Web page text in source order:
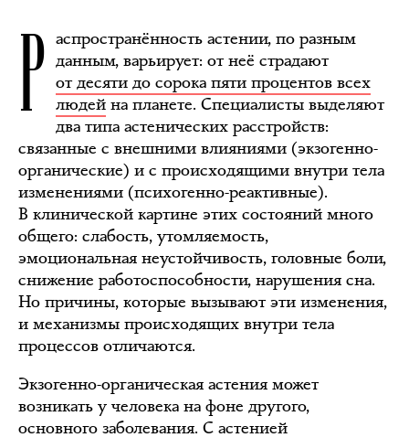
Р аспространённость астении, по разным
данным, варьирует: от неё страдают
от десяти до сорока пяти процентов всех
людей на планете. Специалисты выделяют
два типа астенических расстройств:
связанные с внешними влияниями (экзогенно-
органические) и с происходящими внутри тела
изменениями (психогенно-реактивные).
В клинической картине этих состояний много
общего: слабость, утомляемость,
эмоциональная неустойчивость, головные боли,
снижение работоспособности, нарушения сна.
Но причины, которые вызывают эти изменения,
и механизмы происходящих внутри тела
процессов отличаются.
Экзогенно-органическая астения может
возникать у человека на фоне другого,
основного заболевания. С астенией